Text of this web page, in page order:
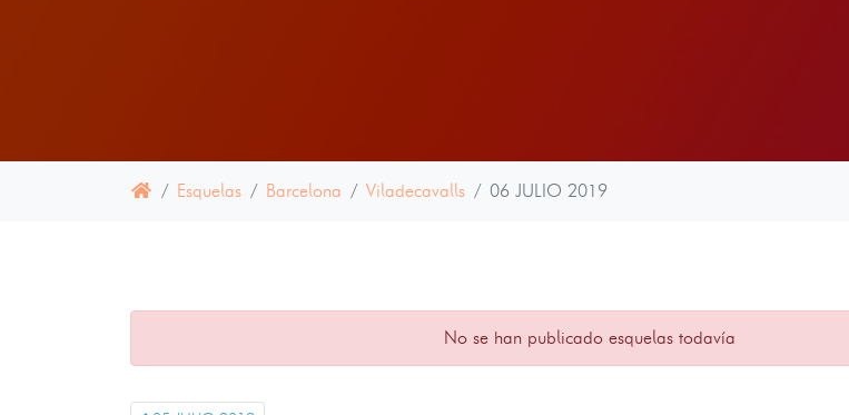
Esquelas Barcelona Viladecavalls 06 JULIO 2019
No se han publicado esquelas todavía